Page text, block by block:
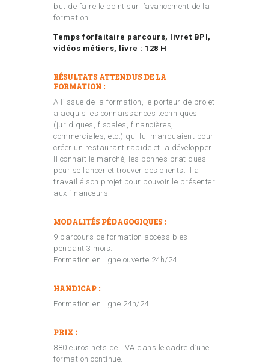
but de faire le point sur l’avancement de la
formation.
Temps forfaitaire parcours, livret BPI,
vidéos métiers, livre : 128 H
RÉSULTATS ATTENDUS DE LA
FORMATION :
A l’issue de la formation, le porteur de projet
a acquis les connaissances techniques
(juridiques, fiscales, financières,
commerciales, etc.) qui lui manquaient pour
créer un restaurant rapide et la développer.
Il connaît le marché, les bonnes pratiques
pour se lancer et trouver des clients. Il a
travaillé son projet pour pouvoir le présenter
aux financeurs.
MODALITÉS PÉDAGOGIQUES :
9 parcours de formation accessibles
pendant 3 mois.
Formation en ligne ouverte 24h/24.
HANDICAP :
Formation en ligne 24h/24.
PRIX :
880 euros nets de TVA dans le cadre d’une
formation continue.